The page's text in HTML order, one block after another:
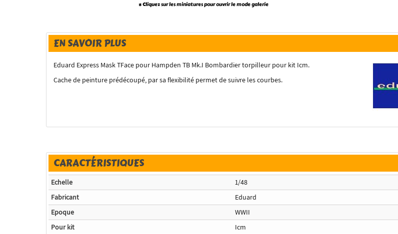
* Cliquez sur les miniatures pour ouvrir le mode galerie
EN SAVOIR PLUS
Eduard Express Mask TFace pour Hampden TB Mk.I Bombardier torpilleur pour kit Icm.
Cache de peinture prédécoupé, par sa flexibilité permet de suivre les courbes.
CARACTÉRISTIQUES
Echelle
1/48
Fabricant
Eduard
Epoque
WWII
Pour kit
Icm